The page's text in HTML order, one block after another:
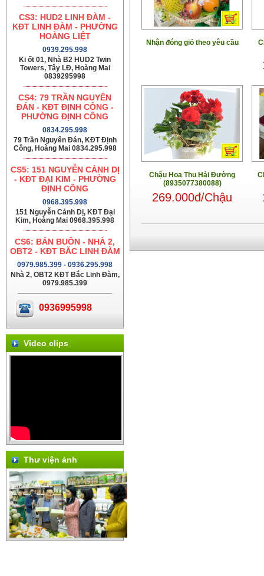
CS3: HUD2 LINH ĐÀM -
KĐT LINH ĐÀM - PHƯỜNG
HOÀNG LIỆT
0939.295.998
Ki ốt 01, Nhà B2 HUD2 Twin
Towers, Tây LĐ, Hoàng Mai
0839295998
CS4: 79 TRẦN NGUYÊN
ĐÁN - KĐT ĐỊNH CÔNG -
PHƯỜNG ĐỊNH CÔNG
0834.295.998
79 Trần Nguyên Đán, KĐT Định
Công, Hoàng Mai 0834.295.998
CS5: 151 NGUYỄN CẢNH DỊ
- KĐT ĐẠI KIM - PHƯỜNG
ĐỊNH CÔNG
0968.395.998
151 Nguyễn Cảnh Dị, KĐT Đại
Kim, Hoàng Mai 0968.395.998
CS6: BÁN BUÔN - NHÀ 2,
OBT2 - KĐT BẮC LINH ĐÀM
0979.985.399 - 0936.295.998
Nhà 2, OBT2 KĐT Bắc Linh Đàm,
0979.985.399
0936995998
Video clips
Thư viện ảnh
Nhận đóng giỏ theo yêu cầu
Chậu Hoa Thu Hải Đường
(8935077380088)
269.000đ/Chậu